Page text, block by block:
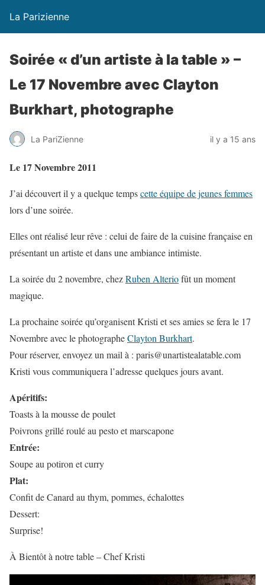
La Parizienne
Soirée « d’un artiste à la table » –
Le 17 Novembre avec Clayton
Burkhart, photographe
La PariZienne il y a 15 ans
Le 17 Novembre 2011
J’ai découvert il y a quelque tempscette équipe de jeunes femmes
lors d’une soirée.
Elles ont réalisé leur rêve : celui de faire de la cuisine française en
présentant un artiste et dans une ambiance intimiste.
La soirée du 2 novembre, chezRuben Alteriofût un moment
magique.
La prochaine soirée qu’organisent Kristi et ses amies se fera le 17
Novembre avec le photographeClayton Burkhart.
Pour réserver, envoyez un mail à : paris@unartistealatable.com
Kristi vous communiquera l’adresse quelques jours avant.
Apéritifs:
Toasts à la mousse de poulet
Poivrons grillé roulé au pesto et marscapone
Entrée:
Soupe au potiron et curry
Plat:
Confit de Canard au thym, pommes, échalottes
Dessert:
Surprise!
À Bientôt à notre table – Chef Kristi